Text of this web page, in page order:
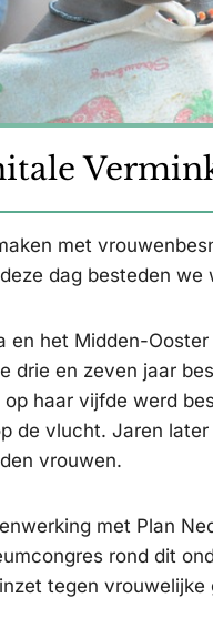
met
dag besteden
en het Midden-
drie en zeven jaar
haar vijfde werd
de vlucht. Jaren
vrouwen.
met Plan
rond dit
tegen